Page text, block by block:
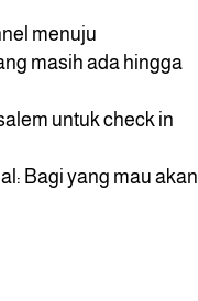
menuju
masih ada hingga
untuk check in
Bagi yang mau akan